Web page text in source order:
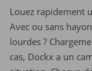
Louez rapidement
Avec ou sans
lourdes ?
cas, Dockx a un